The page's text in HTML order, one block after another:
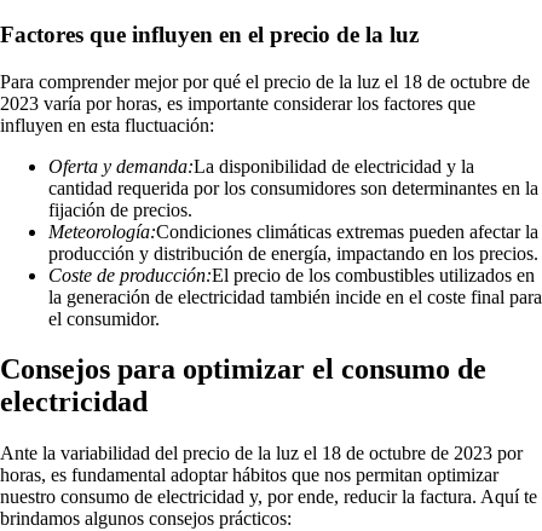
Factores que influyen en el precio de la luz
Para comprender mejor por qué el precio de la luz el 18 de octubre de
2023 varía por horas, es importante considerar los factores que
influyen en esta fluctuación:
Oferta y demanda:La disponibilidad de electricidad y la
cantidad requerida por los consumidores son determinantes en la
fijación de precios.
Meteorología:Condiciones climáticas extremas pueden afectar la
producción y distribución de energía, impactando en los precios.
Coste de producción:El precio de los combustibles utilizados en
la generación de electricidad también incide en el coste final para
el consumidor.
Consejos para optimizar el consumo de
electricidad
Ante la variabilidad del precio de la luz el 18 de octubre de 2023 por
horas, es fundamental adoptar hábitos que nos permitan optimizar
nuestro consumo de electricidad y, por ende, reducir la factura. Aquí te
brindamos algunos consejos prácticos: